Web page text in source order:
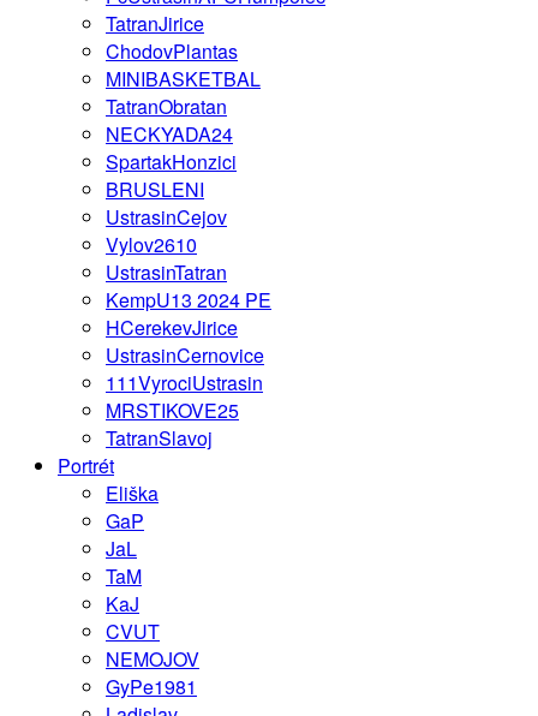
TatranJirice
ChodovPlantas
MINIBASKETBAL
TatranObratan
NECKYADA24
SpartakHonzici
BRUSLENI
UstrasinCejov
Vylov2610
UstrasinTatran
KempU13 2024 PE
HCerekevJirice
UstrasinCernovice
111VyrociUstrasin
MRSTIKOVE25
TatranSlavoj
Portrét
Eliška
GaP
JaL
TaM
KaJ
CVUT
NEMOJOV
GyPe1981